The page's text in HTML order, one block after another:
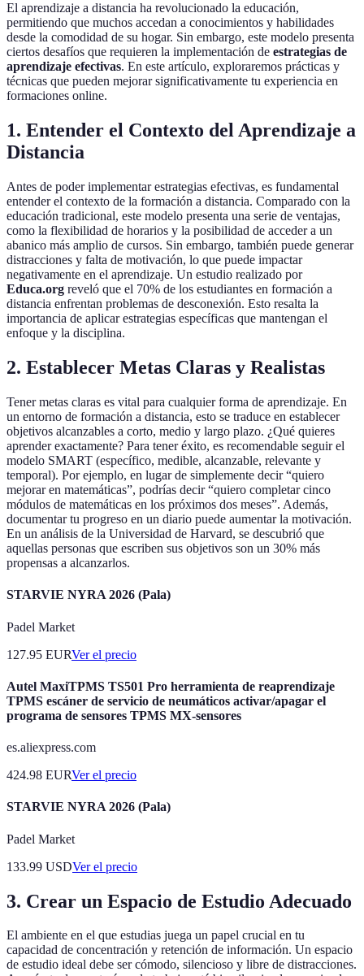
El aprendizaje a distancia ha revolucionado la educación,
permitiendo que muchos accedan a conocimientos y habilidades
desde la comodidad de su hogar. Sin embargo, este modelo presenta
ciertos desafíos que requieren la implementación de estrategias de
aprendizaje efectivas. En este artículo, exploraremos prácticas y
técnicas que pueden mejorar significativamente tu experiencia en
formaciones online.
1. Entender el Contexto del Aprendizaje a
Distancia
Antes de poder implementar estrategias efectivas, es fundamental
entender el contexto de la formación a distancia. Comparado con la
educación tradicional, este modelo presenta una serie de ventajas,
como la flexibilidad de horarios y la posibilidad de acceder a un
abanico más amplio de cursos. Sin embargo, también puede generar
distracciones y falta de motivación, lo que puede impactar
negativamente en el aprendizaje. Un estudio realizado por
Educa.org reveló que el 70% de los estudiantes en formación a
distancia enfrentan problemas de desconexión. Esto resalta la
importancia de aplicar estrategias específicas que mantengan el
enfoque y la disciplina.
2. Establecer Metas Claras y Realistas
Tener metas claras es vital para cualquier forma de aprendizaje. En
un entorno de formación a distancia, esto se traduce en establecer
objetivos alcanzables a corto, medio y largo plazo. ¿Qué quieres
aprender exactamente? Para tener éxito, es recomendable seguir el
modelo SMART (específico, medible, alcanzable, relevante y
temporal). Por ejemplo, en lugar de simplemente decir “quiero
mejorar en matemáticas”, podrías decir “quiero completar cinco
módulos de matemáticas en los próximos dos meses”. Además,
documentar tu progreso en un diario puede aumentar la motivación.
En un análisis de la Universidad de Harvard, se descubrió que
aquellas personas que escriben sus objetivos son un 30% más
propensas a alcanzarlos.
STARVIE NYRA 2026 (Pala)
Padel Market
127.95 EURVer el precio
Autel MaxiTPMS TS501 Pro herramienta de reaprendizaje
TPMS escáner de servicio de neumáticos activar/apagar el
programa de sensores TPMS MX-sensores
es.aliexpress.com
424.98 EURVer el precio
STARVIE NYRA 2026 (Pala)
Padel Market
133.99 USDVer el precio
3. Crear un Espacio de Estudio Adecuado
El ambiente en el que estudias juega un papel crucial en tu
capacidad de concentración y retención de información. Un espacio
de estudio ideal debe ser cómodo, silencioso y libre de distracciones.